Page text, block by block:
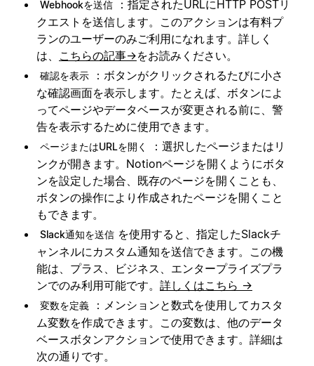
Webhookを送信
：指定されたURLにHTTP POSTリ
クエストを送信します。このアクションは有料プ
ランのユーザーのみご利用になれます。詳しく
は、 こちらの記事→をお読みください。
確認を表示
：ボタンがクリックされるたびに小さ
な確認画面を表示します。たとえば、ボタンによ
ってページやデータベースが変更される前に、警
告を表示するために使用できます。
ページまたはURLを開く
：選択したページまたはリ
ンクが開きます。Notionページを開くようにボタ
ンを設定した場合、既存のページを開くことも、
ボタンの操作により作成されたページを開くこと
もできます。
Slack通知を送信 を使用すると、指定したSlackチ
ャンネルにカスタム通知を送信できます。この機
能は、プラス、ビジネス、エンタープライズプラ
ンでのみ利用可能です。 詳しくはこちら →
変数を定義
：メンションと数式を使用してカスタ
ム変数を作成できます。この変数は、他のデータ
ベースボタンアクションで使用できます。詳細は
次の通りです。